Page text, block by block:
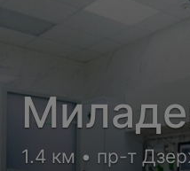
1.4 км • пр-т